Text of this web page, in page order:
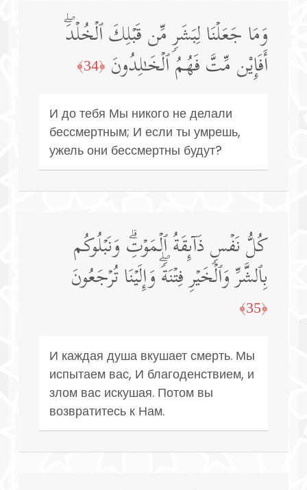
وَمَا جَعَلۡنَا لِبَشَرࣲ مِّن قَبۡلِكَ ٱلۡخُلۡدَۖ
أَفَإِی۟ن مِّتَّ فَهُمُ ٱلۡخَـٰلِدُونَ ﴿34﴾
И до тебя Мы никого не делали
бессмертным; И если ты умрешь,
ужель они бессмертны будут?
كُلُّ نَفۡسࣲ ذَاۤىِٕقَةُ ٱلۡمَوۡتِۗ وَنَبۡلُوكُم
بِٱلشَّرِّ وَٱلۡخَیۡرِ فِتۡنَةࣰۖ وَإِلَیۡنَا تُرۡجَعُونَ
﴿35﴾
И каждая душа вкушает смерть. Мы
испытаем вас, И благоденствием, и
злом вас искушая. Потом вы
возвратитесь к Нам.